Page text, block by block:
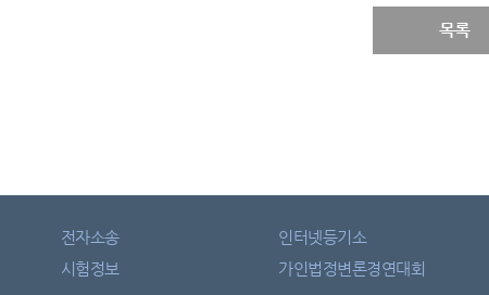
목록
전자소송 인터넷등기소
시험정보 가인법정변론경연대회